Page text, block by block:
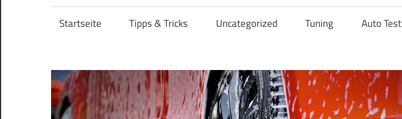
Startseite Tipps & Tricks Uncategorized Tuning Auto Test